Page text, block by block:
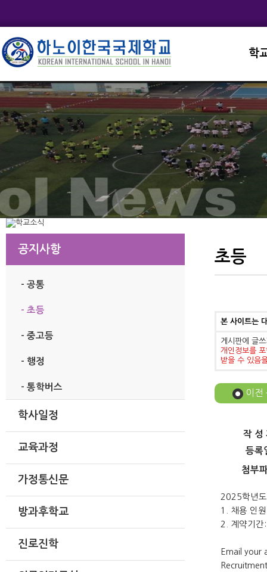
학
학
학
학
공지사항
- 공통
- 초등
- 중고등
- 행정
- 통학버스
학사일정
교육과정
가정통신문
방과후학교
진로진학
초등
본 사이트는
게시판에 글
개인정보를
받을 수 있음
이전
작 성
등록
첨부
2025학년
1. 채용 인
2. 계약기
Email your